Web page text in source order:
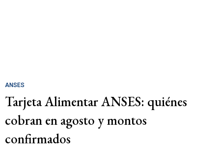
ANSES
Tarjeta Alimentar ANSES: quiénes
cobran en agosto y montos
confirmados